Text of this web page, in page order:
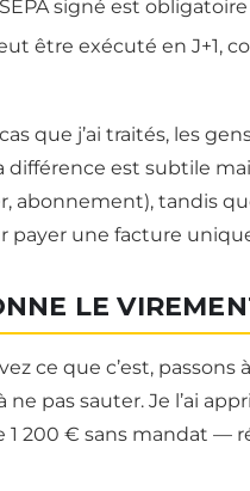
signé est
être exécuté en J+1,
que j’ai traités, les
différence est subtile
abonnement), tandis
payer une facture
LE
ce que c’est, passons
pas sauter. Je l’ai
200 € sans mandat —